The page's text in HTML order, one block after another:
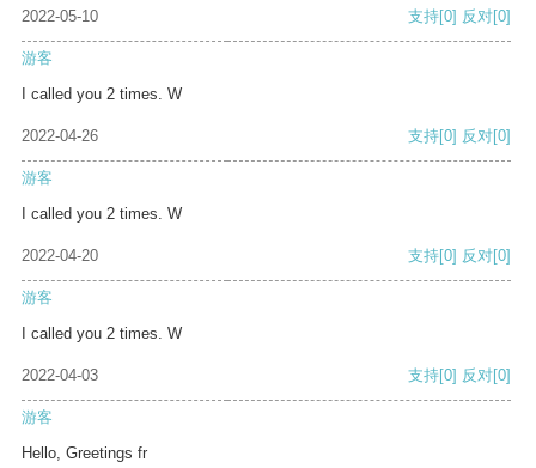
2022-05-10 支持[0] 反对[0]
游客
I called you 2 times. W
2022-04-26 支持[0] 反对[0]
游客
I called you 2 times. W
2022-04-20 支持[0] 反对[0]
游客
I called you 2 times. W
2022-04-03 支持[0] 反对[0]
游客
Hello, Greetings fr